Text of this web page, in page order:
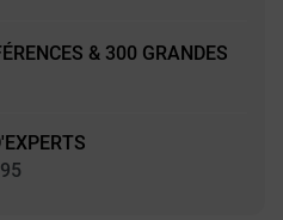
& 300 GRANDES